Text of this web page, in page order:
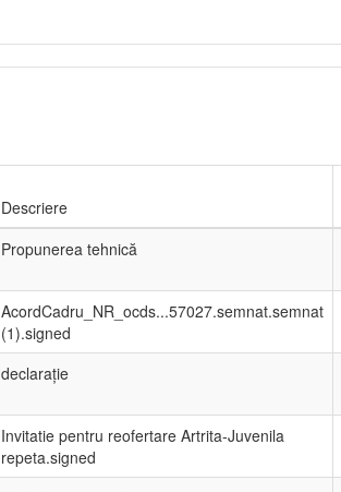
Descriere
Propunerea tehnică
AcordCadru_NR_ocds...57027.semnat.semnat
(1).signed
declarație
Invitatie pentru reofertare Artrita-Juvenila
repeta.signed